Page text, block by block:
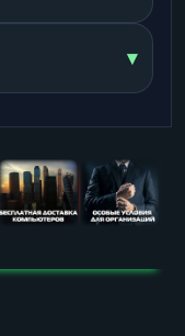
▾